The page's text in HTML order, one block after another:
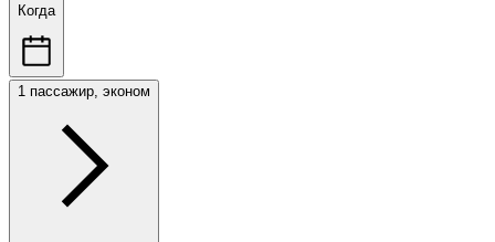
Когда
1 пассажир, эконом